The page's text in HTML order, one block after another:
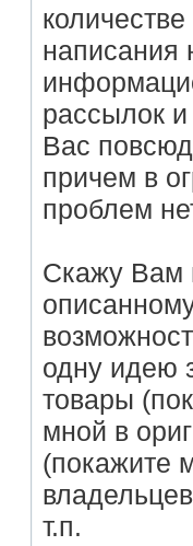
написания
рассылок
Вас
причем в
проблем
Скажу Вам
одну идею
товары
мной в
(покажите
т.п.